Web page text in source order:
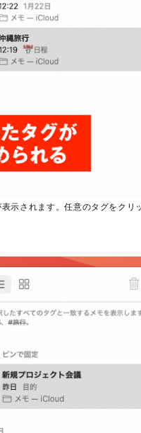
示されます。任意のタグをクリ